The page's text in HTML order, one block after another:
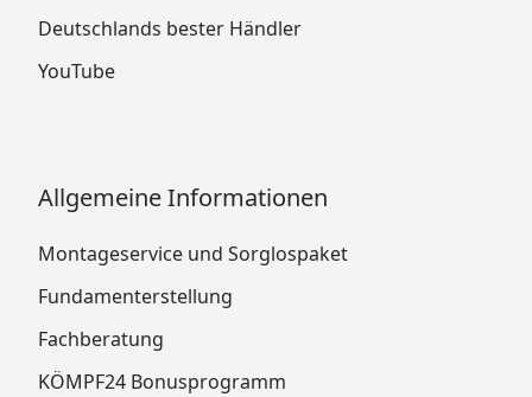
Deutschlands bester Händler
YouTube
Allgemeine Informationen
Montageservice und Sorglospaket
Fundamenterstellung
Fachberatung
KÖMPF24 Bonusprogramm